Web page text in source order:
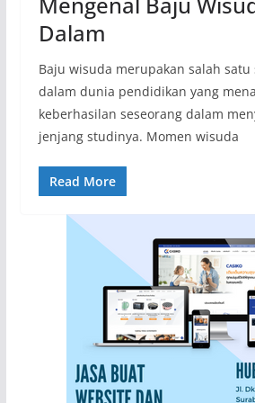
Dalam
Baju wisuda merupakan salah
dalam dunia pendidikan yang
keberhasilan seseorang dalam
jenjang studinya. Momen wisuda
Read More